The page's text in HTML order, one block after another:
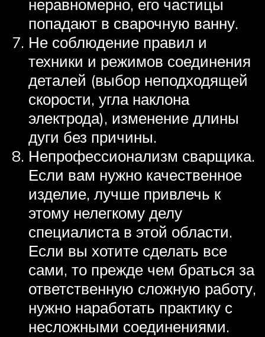
неравномерно, его частицы
попадают в сварочную ванну.
Не соблюдение правил и
техники и режимов соединения
деталей (выбор неподходящей
скорости, угла наклона
электрода), изменение длины
дуги без причины.
Непрофессионализм сварщика.
Если вам нужно качественное
изделие, лучше привлечь к
этому нелегкому делу
специалиста в этой области.
Если вы хотите сделать все
сами, то прежде чем браться за
ответственную сложную работу,
нужно наработать практику с
несложными соединениями.